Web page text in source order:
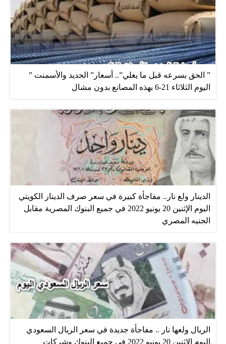
” الحق بسرعه قبل ما يغلي”.. أسعار” الحديد والأسمنت ”
اليوم الثلاثاء 21-6 بهذه المصانع بدون مشال
الدينار ولع نار.. مفاجأة كبيرة في سعر صرف الدينار الكويتي
اليوم الإثنين 20 يونيو 2022 في جميع البنوك المصرية مقابل
الجنيه المصري
الريال ولعها نار .. مفاجأة جديدة في سعر الريال السعودي
اليوم الإثنين 20 يونيو 2022 في جميع البنوك وشركات